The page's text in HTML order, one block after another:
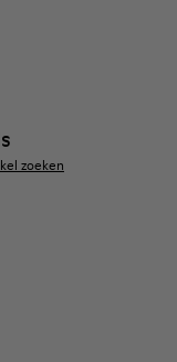
zoeken